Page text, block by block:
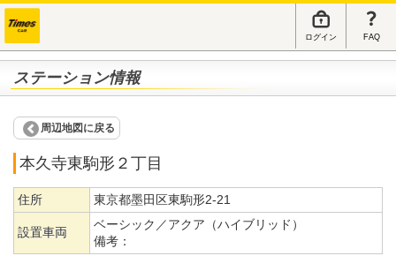
ログイン FAQ
ステーション情報
周辺地図に戻る
本久寺東駒形２丁目
住所 東京都墨田区東駒形2-21
設置車両
ベーシック／アクア（ハイブリッド）
備考：